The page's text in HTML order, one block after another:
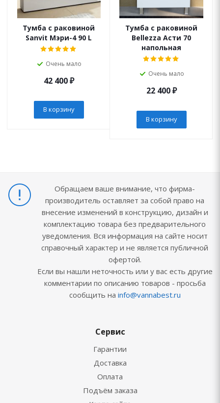
Тумба с раковиной
Sanvit Мэри-4 90 L
Очень мало
42 400₽
В корзину
Тумба с раковиной
Bellezza Асти 70
напольная
Очень мало
22 400₽
В корзину
Обращаем ваше внимание, что фирма-
производитель оставляет за собой право на
внесение изменений в конструкцию, дизайн и
комплектацию товара без предварительного
уведомления. Вся информация на сайте носит
справочный характер и не является публичной
офертой.
Если вы нашли неточность или у вас есть другие
комментарии по описанию товаров - просьба
сообщить на info@vannabest.ru
Сервис
Гарантии
Доставка
Оплата
Подъём заказа